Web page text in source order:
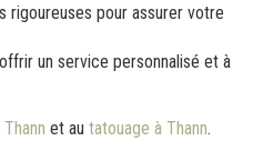
rigoureuses pour assurer votre
un service personnalisé et à
et au tatouage à Thann.